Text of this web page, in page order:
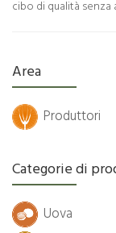
cibo di qualità senza
Area
Produttori
Categorie di
Uova